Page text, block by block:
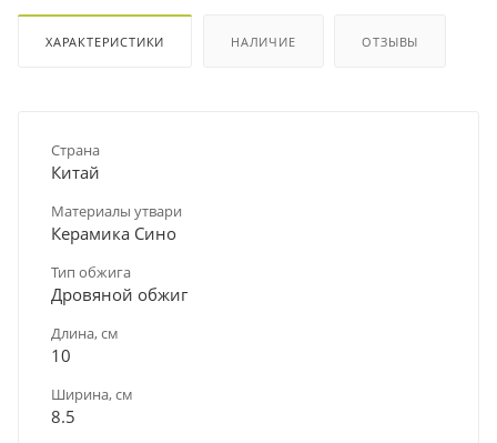
ХАРАКТЕРИСТИКИ НАЛИЧИЕ ОТЗЫВЫ
Страна
Китай
Материалы утвари
Керамика Сино
Тип обжига
Дровяной обжиг
Длина, см
10
Ширина, см
8.5